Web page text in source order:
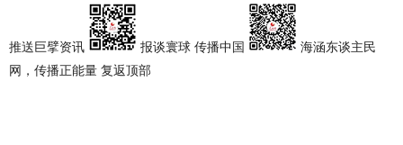
推送巨擘资讯 报谈寰球 传播中国
海涵东谈主民
网，传播正能量 复返顶部